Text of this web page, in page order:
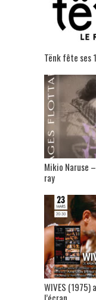
Tënk fête ses
Mikio Naruse
ray
WIVES (1975)